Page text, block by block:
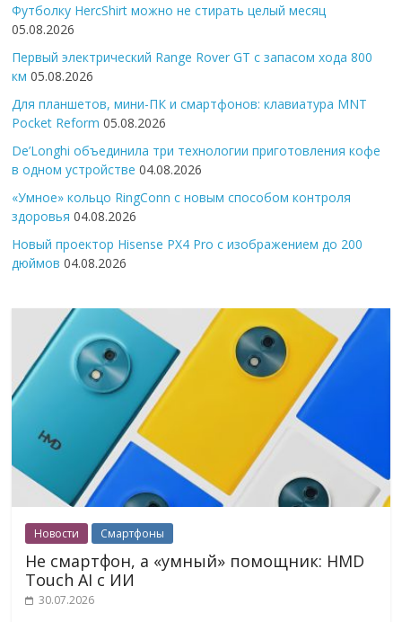
Футболку HercShirt можно не стирать целый месяц
05.08.2026
Первый электрический Range Rover GT с запасом хода 800
км 05.08.2026
Для планшетов, мини-ПК и смартфонов: клавиатура MNT
Pocket Reform 05.08.2026
De’Longhi объединила три технологии приготовления кофе
в одном устройстве 04.08.2026
«Умное» кольцо RingConn с новым способом контроля
здоровья 04.08.2026
Новый проектор Hisense PX4 Pro с изображением до 200
дюймов 04.08.2026
Новости Смартфоны
Не смартфон, а «умный» помощник: HMD
Touch AI с ИИ
30.07.2026